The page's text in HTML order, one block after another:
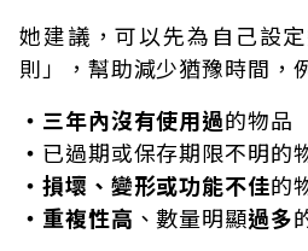
她建議，可以先為自己設
則」，幫助減少猶豫時間，
・三年內沒有使用過的物品
・ 已過期或保存期限不明的
・損壞、變形或功能不佳的
・重複性高 、數量明顯過多